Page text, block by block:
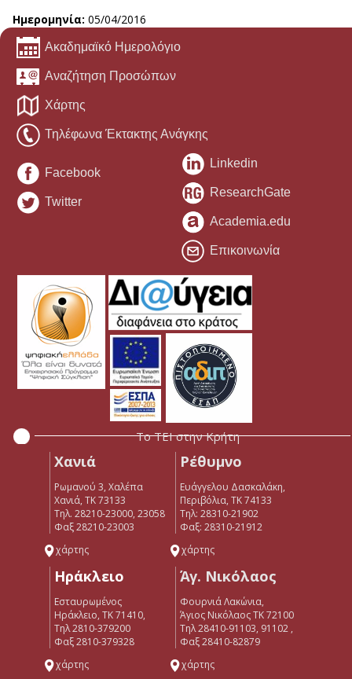
Ημερομηνία: 05/04/2016
Ακαδημαϊκό Ημερολόγιο
Αναζήτηση Προσώπων
Χάρτης
Τηλέφωνα Έκτακτης Ανάγκης
Facebook
Twitter
Linkedin
ResearchGate
Academia.edu
Επικοινωνία
Το ΤΕΙ στην Κρήτη
Χανιά
Ρωμανού 3, Χαλέπα
Χανιά, ΤΚ 73133
Τηλ. 28210-23000, 23058
Φαξ 28210-23003
χάρτης
Ρέθυμνο
Ευάγγελου Δασκαλάκη,
Περιβόλια, ΤΚ 74133
Tηλ: 28310-21902
Φαξ: 28310-21912
χάρτης
Ηράκλειο
Εσταυρωμένος
Ηράκλειο, ΤΚ 71410,
Τηλ 2810-379200
Φαξ 2810-379328
χάρτης
Άγ. Νικόλαος
Φουρνιά Λακώνια,
Άγιος Νικόλαος ΤΚ 72100
Τηλ 28410-91103, 91102 ,
Φαξ 28410-82879
χάρτης